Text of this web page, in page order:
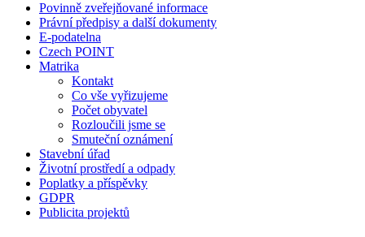
Povinně zveřejňované informace
Právní předpisy a další dokumenty
E-podatelna
Czech POINT
Matrika
Kontakt
Co vše vyřizujeme
Počet obyvatel
Rozloučili jsme se
Smuteční oznámení
Stavební úřad
Životní prostředí a odpady
Poplatky a příspěvky
GDPR
Publicita projektů